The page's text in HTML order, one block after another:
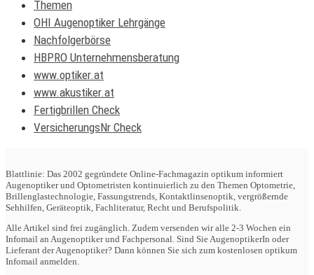
Themen
OHI Augenoptiker Lehrgänge
Nachfolgerbörse
HBPRO Unternehmensberatung
www.optiker.at
www.akustiker.at
Fertigbrillen Check
VersicherungsNr Check
Blattlinie: Das 2002 gegründete Online-Fachmagazin optikum informiert
Augenoptiker und Optometristen kontinuierlich zu den Themen Optometrie,
Brillenglastechnologie, Fassungstrends, Kontaktlinsenoptik, vergrößernde
Sehhilfen, Geräteoptik, Fachliteratur, Recht und Berufspolitik.
Alle Artikel sind frei zugänglich. Zudem versenden wir alle 2-3 Wochen ein
Infomail an Augenoptiker und Fachpersonal. Sind Sie AugenoptikerIn oder
Lieferant der Augenoptiker? Dann können Sie sich zum kostenlosen optikum
Infomail anmelden.